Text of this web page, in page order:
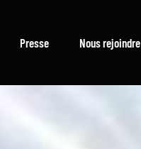
Presse Nous rejoindre